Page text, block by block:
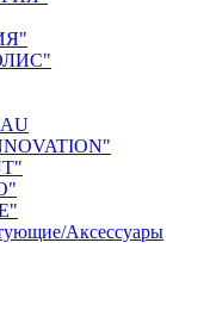
Аксессуары